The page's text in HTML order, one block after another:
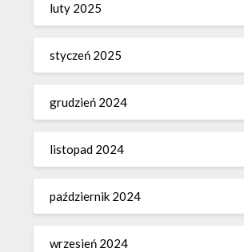
luty 2025
styczeń 2025
grudzień 2024
listopad 2024
październik 2024
wrzesień 2024